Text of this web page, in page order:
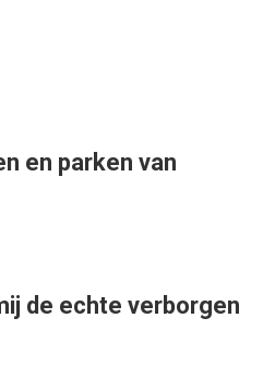
en parken van
de echte verborgen